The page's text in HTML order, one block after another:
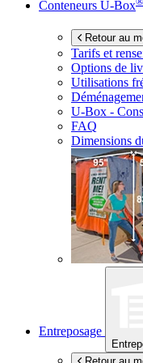
Conteneurs U-Box
Retour au
Tarifs et
Options de
Utilisations
U-Box -
FAQ
Dimensions
Entreposage